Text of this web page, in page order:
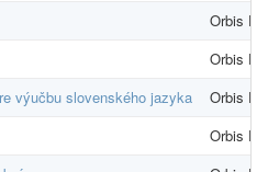
Orbis
Orbis
výučbu slovenského jazyka
Orbis
Orbis